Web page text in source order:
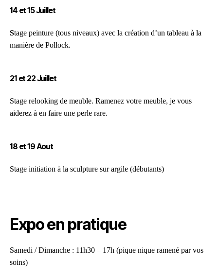
14 et 15 Juillet
Stage peinture (tous niveaux) avec la création d’un tableau à la
manière de Pollock.
21 et 22 Juillet
Stage relooking de meuble. Ramenez votre meuble, je vous
aiderez à en faire une perle rare.
18 et 19 Aout
Stage initiation à la sculpture sur argile (débutants)
Expo en pratique
Samedi / Dimanche : 11h30 – 17h (pique nique ramené par vos
soins)